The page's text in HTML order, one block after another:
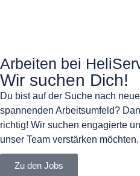
Arbeiten bei
Wir suchen Dich!
Du bist auf der Suche nach
spannenden Arbeitsumfeld?
richtig! Wir suchen engagierte
unser Team verstärken möchten.
Zu den Jobs